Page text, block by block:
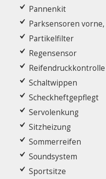
Pannenkit
Parksensoren
Partikelfilter
Regensensor
Reifendruckkontrolle
Schaltwippen
Scheckheftgepflegt
Servolenkung
Sitzheizung
Sommerreifen
Soundsystem
Sportsitze